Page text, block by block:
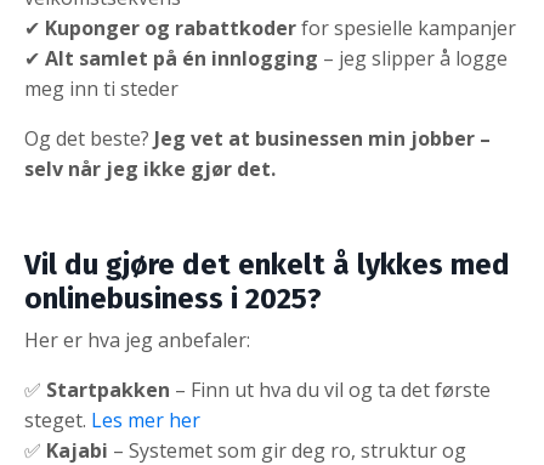
✔ Kuponger og rabattkoderfor spesielle kampanjer
✔ Alt samlet på én innlogging – jeg slipper å logge
meg inn ti steder
Og det beste? Jeg vet at businessen min jobber –
selv når jeg ikke gjør det.
Vil du gjøre det enkelt å lykkes med
onlinebusiness i 2025?
Her er hva jeg anbefaler:
✅ Startpakken – Finn ut hva du vil og ta det første
steget. Les mer her
✅ Kajabi – Systemet som gir deg ro, struktur og